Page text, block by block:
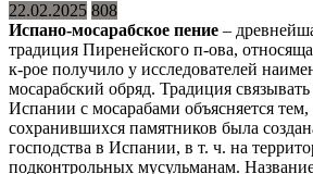
22.02.2025 808
Испано-мосарабское пение –
традиция Пиренейского п-ова,
к-рое получило у исследователей
мосарабский обряд. Традиция
Испании с мосарабами объясняется тем,
сохранившихся памятников была
господства в Испании, в т. ч. на
подконтрольных мусульманам.